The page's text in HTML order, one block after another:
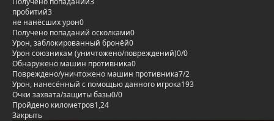
пробитий3
не нанёсших урон0
Получено попаданий осколками0
Урон, заблокированный бронёй0
Урон союзникам (уничтожено/повреждений)0/0
Обнаружено машин противника0
Повреждено/уничтожено машин противника7/2
Урон, нанесённый с помощью данного игрока193
Очки захвата/защиты базы0/0
Пройдено километров1,24
Закрыть